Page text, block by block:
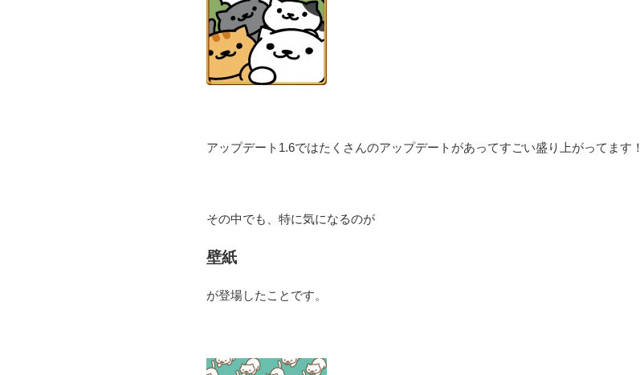
アップデート1.6ではたくさんのアップデートがあってすごい盛り上がってます！
その中でも、特に気になるのが
壁紙
が登場したことです。